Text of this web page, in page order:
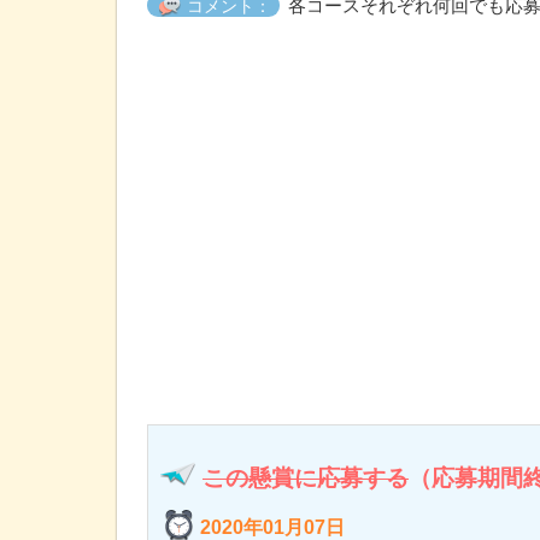
コメント： 各コースそれぞれ何回でも応
この懸賞に応募する （応募期間
2020年01月07日